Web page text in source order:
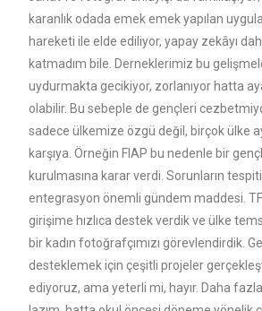
karanlık odada emek emek yapılan
hareketi ile elde ediliyor, yapay zekâyı
katmadım bile. Derneklerimiz bu
uydurmakta gecikiyor, zorlanıyor hatta
olabilir. Bu sebeple de gençleri
sadece ülkemize özgü değil, birçok ülke
karşıya. Örneğin FIAP bu nedenle bir
kurulmasına karar verdi. Sorunların
entegrasyon önemli gündem maddesi.
girişime hızlıca destek verdik ve ülke
bir kadın fotoğrafçımızı görevlendirdik.
desteklemek için çeşitli projeler
ediyoruz, ama yeterli mi, hayır. Daha